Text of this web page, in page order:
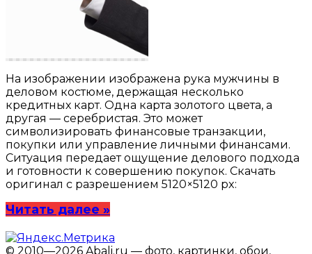
На изображении изображена рука мужчины в
деловом костюме, держащая несколько
кредитных карт. Одна карта золотого цвета, а
другая — серебристая. Это может
символизировать финансовые транзакции,
покупки или управление личными финансами.
Ситуация передает ощущение делового подхода
и готовности к совершению покупок. Скачать
оригинал с разрешением 5120×5120 px:
Читать далее »
© 2010—2026 Abali.ru — фото, картинки, обои,